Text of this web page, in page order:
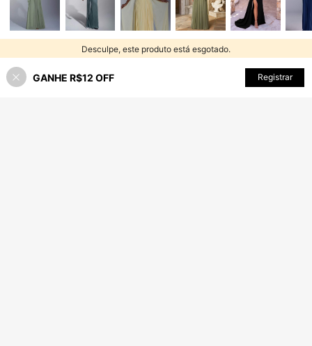
Desculpe, este produto está esgotado.
GANHE R$12 OFF Registrar